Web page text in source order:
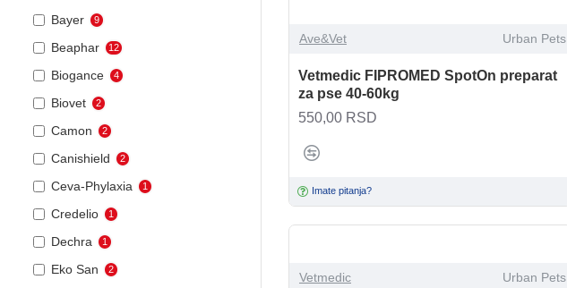
Bayer 9
Beaphar 12
Biogance 4
Biovet 2
Camon 2
Canishield 2
Ceva-Phylaxia 1
Credelio 1
Dechra 1
Eko San 2
Ave&Vet Urban Pets
Vetmedic FIPROMED SpotOn preparat
za pse 40-60kg
550,00 RSD
Imate pitanja?
Vetmedic Urban Pets